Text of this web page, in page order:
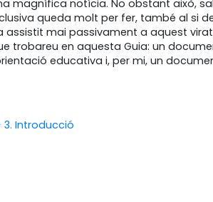
magnífica notícia. No obstant això,
queda molt per fer, també al si
assistit mai passivament a aquest
trobareu en aquesta Guia: un
educativa i, per mi, un
3. Introducció